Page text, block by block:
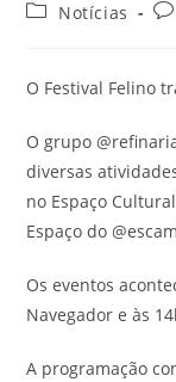
Notícias
O Festival Felino
O grupo
diversas
no Espaço
Espaço do
Os eventos
Navegador e às
A programação